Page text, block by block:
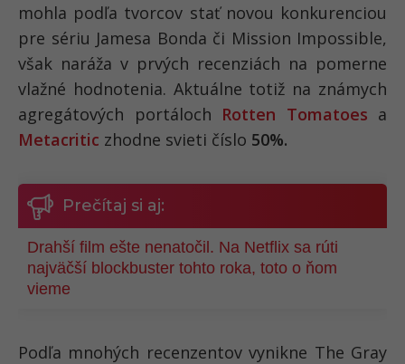
mohla podľa tvorcov stať novou konkurenciou
pre sériu Jamesa Bonda či Mission Impossible,
však naráža v prvých recenziách na pomerne
vlažné hodnotenia. Aktuálne totiž na známych
agregátových portáloch Rotten Tomatoes a
Metacritic zhodne svieti číslo 50%.
Prečítaj si aj:
Drahší film ešte nenatočil. Na Netflix sa rúti
najväčší blockbuster tohto roka, toto o ňom
vieme
Podľa mnohých recenzentov vynikne The Gray